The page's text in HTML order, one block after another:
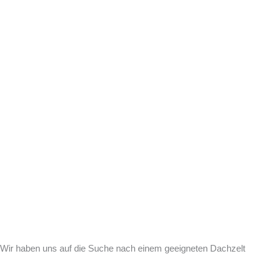
Wir haben uns auf die Suche nach einem geeigneten Dachzelt